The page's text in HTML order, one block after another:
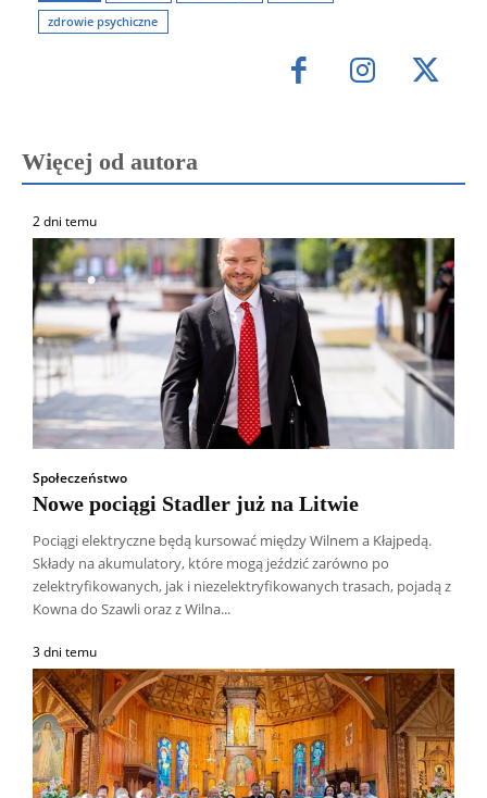
zdrowie psychiczne
Więcej od autora
2 dni temu
Społeczeństwo
Nowe pociągi Stadler już na Litwie
Pociągi elektryczne będą kursować między Wilnem a Kłajpedą.
Składy na akumulatory, które mogą jeździć zarówno po
zelektryfikowanych, jak i niezelektryfikowanych trasach, pojadą z
Kowna do Szawli oraz z Wilna...
3 dni temu